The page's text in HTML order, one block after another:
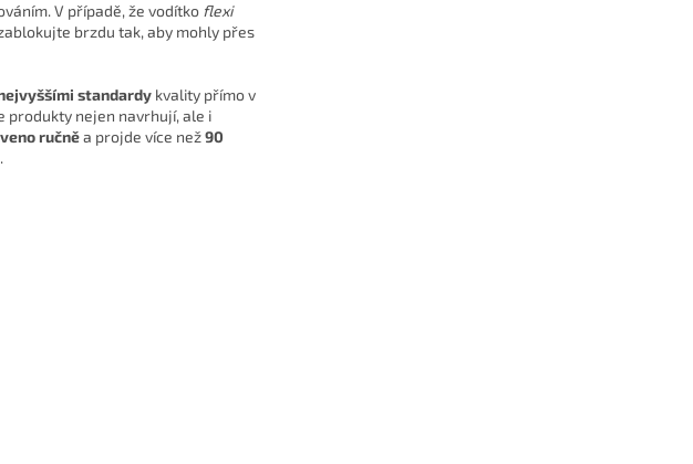
V případě, že vodítko flexi
brzdu tak, aby mohly přes
standardy kvality přímo v
produkty nejen navrhují, ale i
ručněa projde více než90